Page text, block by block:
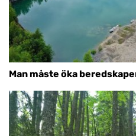
Man måste öka